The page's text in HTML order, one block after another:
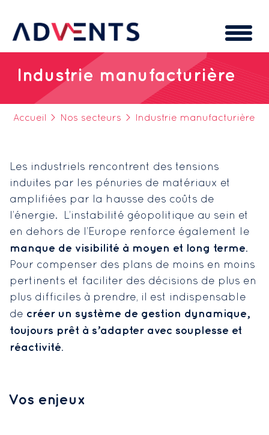
Industrie manufacturière
Accueil > Nos secteurs > Industrie manufacturière
Les industriels rencontrent des tensions
induites par les pénuries de matériaux et
amplifiées par la hausse des coûts de
l’énergie. L’instabilité géopolitique au sein et
en dehors de l’Europe renforce également le
manque de visibilité à moyen et long terme.
Pour compenser des plans de moins en moins
pertinents et faciliter des décisions de plus en
plus difficiles à prendre, il est indispensable
de créer un système de gestion dynamique,
toujours prêt à s’adapter avec souplesse et
réactivité.
Vos enjeux